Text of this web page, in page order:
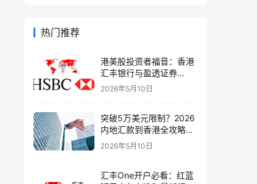
热门推荐
港美股投资者福音：香港
汇丰银行与盈透证券
（IBKR）绑定入金全流
2026年5月10日
突破5万美元限制？2026
内地汇款到香港全攻略：
4种合法路径、手续费对
比与避坑指南
2026年5月10日
汇丰One开户必看：红蓝